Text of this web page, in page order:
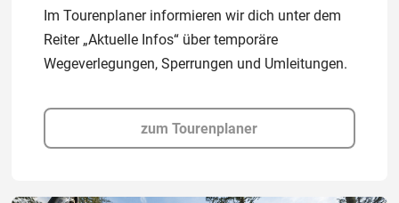
Im Tourenplaner informieren wir dich unter dem
Reiter „Aktuelle Infos“ über temporäre
Wegeverlegungen, Sperrungen und Umleitungen.
zum Tourenplaner